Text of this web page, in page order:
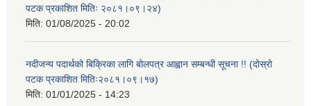
पटक प्रकाशित मितिः २०८१।०९।२४)
मिति: 01/08/2025 - 20:02
नदीजन्य पदार्थको बिक्रिका लागि बोलपत्र आह्वान सम्बन्धी सूचना !! (दोस्रो
पटक प्रकाशित मितिः२०८१।०९।१७)
मिति: 01/01/2025 - 14:23